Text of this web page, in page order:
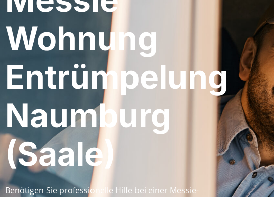
Wohnung
Entrümpelung
Naumburg
(Saale)
Benötigen Sie professionelle Hilfe bei einer Messie-